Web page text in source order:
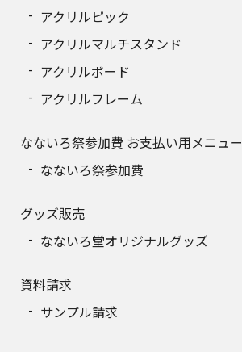
アクリルピック
アクリルマルチスタンド
アクリルボード
アクリルフレーム
なないろ祭参加費 お支払い用メニュー
なないろ祭参加費
グッズ販売
なないろ堂オリジナルグッズ
資料請求
サンプル請求